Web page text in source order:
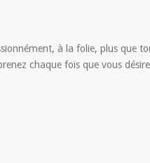
à la folie, plus que
chaque fois que vous